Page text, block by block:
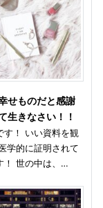
せものだと感謝
生きなさい！！
す！ いい資料を観
学的に証明されて
！ 世の中は、…